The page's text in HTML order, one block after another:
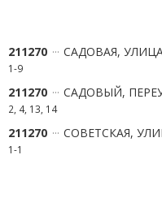
211270 САДОВАЯ,
1-9
211270 САДОВЫЙ,
2, 4, 13, 14
211270 СОВЕТСКАЯ,
1-1